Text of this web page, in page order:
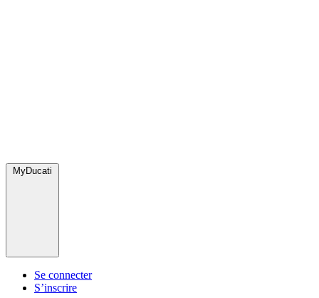
MyDucati
Se connecter
S’inscrire